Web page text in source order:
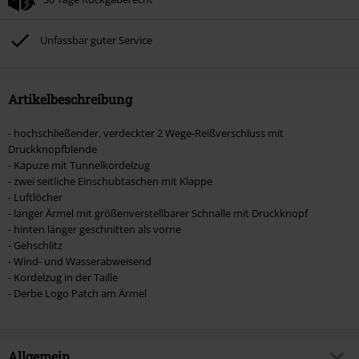
Böhse Onkelz, Broilers, Die Ärzte, Die Toten Hosen, Metality, Gutscheine &
Artikel, die einen Spendenbeitrag beinhalten.
Unfassbar guter Service
Artikelbeschreibung
- hochschließender, verdeckter 2 Wege-Reißverschluss mit
Druckknopfblende
- Kapuze mit Tunnelkordelzug
- zwei seitliche Einschubtaschen mit Klappe
- Luftlöcher
- langer Ärmel mit größenverstellbarer Schnalle mit Druckknopf
- hinten länger geschnitten als vorne
- Gehschlitz
- Wind- und Wasserabweisend
- Kordelzug in der Taille
- Derbe Logo Patch am Ärmel